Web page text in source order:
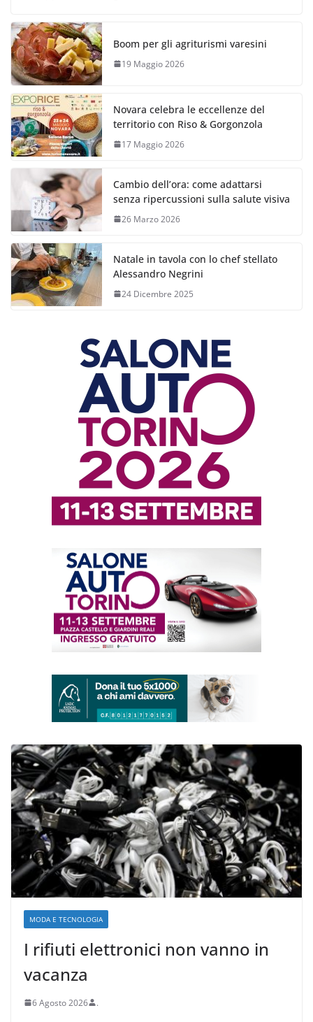
Boom per gli agriturismi varesini
19 Maggio 2026
Novara celebra le eccellenze del
territorio con Riso & Gorgonzola
17 Maggio 2026
Cambio dell’ora: come adattarsi
senza ripercussioni sulla salute visiva
26 Marzo 2026
Natale in tavola con lo chef stellato
Alessandro Negrini
24 Dicembre 2025
MODA E TECNOLOGIA
I rifiuti elettronici non vanno in
vacanza
6 Agosto 2026 .